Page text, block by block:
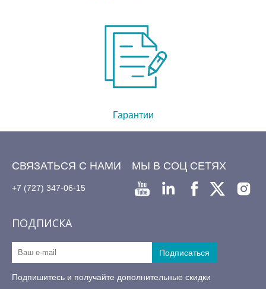
Гарантии
СВЯЗАТЬСЯ С НАМИ
+7 (727) 347-06-15
МЫ В СОЦ СЕТЯХ
ПОДПИСКА
Подпишитесь и получайте дополнительные скидки